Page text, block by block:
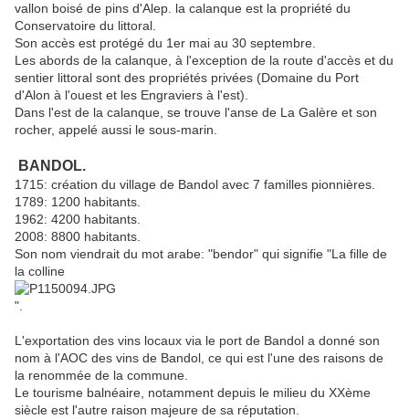
vallon boisé de pins d'Alep. la calanque est la propriété du
Conservatoire du littoral.
Son accès est protégé du 1er mai au 30 septembre.
Les abords de la calanque, à l'exception de la route d'accès et du
sentier littoral sont des propriétés privées (Domaine du Port
d'Alon à l'ouest et les Engraviers à l'est).
Dans l'est de la calanque, se trouve l'anse de La Galère et son
rocher, appelé aussi le sous-marin.
BANDOL.
1715: création du village de Bandol avec 7 familles pionnières.
1789: 1200 habitants.
1962: 4200 habitants.
2008: 8800 habitants.
Son nom viendrait du mot arabe: "bendor" qui signifie "La fille de
la colline
".
L'exportation des vins locaux via le port de Bandol a donné son
nom à l'AOC des vins de Bandol, ce qui est l'une des raisons de
la renommée de la commune.
Le tourisme balnéaire, notamment depuis le milieu du XXème
siècle est l'autre raison majeure de sa réputation.